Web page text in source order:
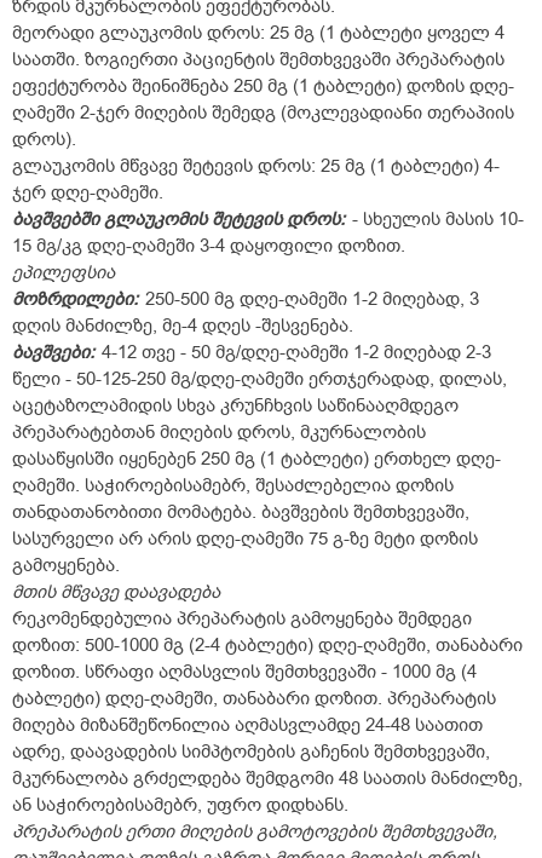
ზრდის მკურნალობის ეფექტურობას.
მეორადი გლაუკომის დროს: 25 მგ (1 ტაბლეტი ყოველ 4
საათში. ზოგიერთი პაციენტის შემთხვევაში პრეპარატის
ეფექტურობა შეინიშნება 250 მგ (1 ტაბლეტი) დოზის დღე-
ღამეში 2-ჯერ მიღების შემედგ (მოკლევადიანი თერაპიის
დროს).
გლაუკომის მწვავე შეტევის დროს: 25 მგ (1 ტაბლეტი) 4-
ჯერ დღე-ღამეში.
ბავშვებში გლაუკომის შეტევის დროს:- სხეულის მასის 10-
15 მგ/კგ დღე-ღამეში 3-4 დაყოფილი დოზით.
ეპილეფსია
მოზრდილები:250-500 მგ დღე-ღამეში 1-2 მიღებად, 3
დღის მანძილზე, მე-4 დღეს -შესვენება.
ბავშვები:4-12 თვე - 50 მგ/დღე-ღამეში 1-2 მიღებად 2-3
წელი - 50-125-250 მგ/დღე-ღამეში ერთჯერადად, დილას,
აცეტაზოლამიდის სხვა კრუნჩხვის საწინააღმდეგო
პრეპარატებთან მიღების დროს, მკურნალობის
დასაწყისში იყენებენ 250 მგ (1 ტაბლეტი) ერთხელ დღე-
ღამეში. საჭიროებისამებრ, შესაძლებელია დოზის
თანდათანობითი მომატება. ბავშვების შემთხვევაში,
სასურველი არ არის დღე-ღამეში 75 გ-ზე მეტი დოზის
გამოყენება.
მთის მწვავე დაავადება
რეკომენდებულია პრეპარატის გამოყენება შემდეგი
დოზით: 500-1000 მგ (2-4 ტაბლეტი) დღე-ღამეში, თანაბარი
დოზით. სწრაფი აღმასვლის შემთხვევაში - 1000 მგ (4
ტაბლეტი) დღე-ღამეში, თანაბარი დოზით. პრეპარატის
მიღება მიზანშეწონილია აღმასვლამდე 24-48 საათით
ადრე, დაავადების სიმპტომების გაჩენის შემთხვევაში,
მკურნალობა გრძელდება შემდგომი 48 საათის მანძილზე,
ან საჭიროებისამებრ, უფრო დიდხანს.
პრეპარატის ერთი მიღების გამოტოვების შემთხვევაში,